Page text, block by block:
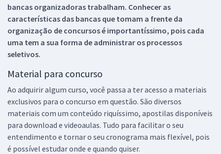
bancas organizadoras trabalham. Conhecer as
características das bancas que tomam a frente da
organização de concursos é importantíssimo, pois cada
uma tem a sua forma de administrar os processos
seletivos.
Material para concurso
Ao adquirir algum curso, você passa a ter acesso a materiais
exclusivos para o concurso em questão. São diversos
materiais com um conteúdo riquíssimo, apostilas disponíveis
para download e videoaulas. Tudo para facilitar o seu
entendimento e tornar o seu cronograma mais flexível, pois
é possível estudar onde e quando quiser.